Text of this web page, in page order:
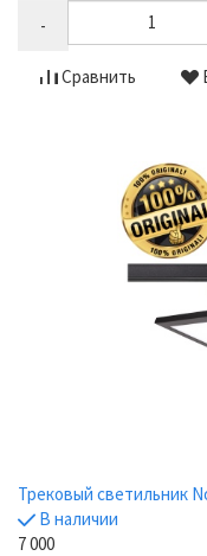
-
Сравнить
Трековый светильник
В наличии
7 000